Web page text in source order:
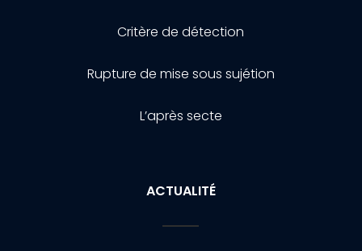
Critère de détection
Rupture de mise sous sujétion
L’après secte
ACTUALITÉ